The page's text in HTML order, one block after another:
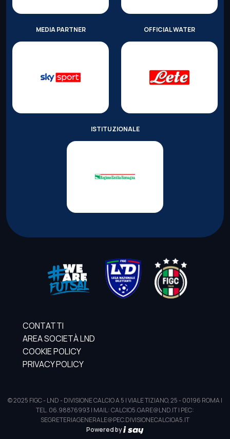
MEDIA PARTNER OFFICIAL WATER
ISTITUZIONALE
CONTATTI
AREA SOCIETÀ LND
COOKIE POLICY
PRIVACY POLICY
© 2025 FIGC - LND - DIVISIONE CALCIO A 5 | VIALE TIZIANO, 25 - 00196 ROMA |
TEL. 06.98876993 | MAIL: CALCIO5.GARE@LND.IT | PEC:
SEGRETERIAGENERALE@PEC.DIVISIONECALCIOA5.IT
Powered by